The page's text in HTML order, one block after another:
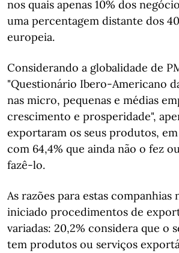
nos quais apenas 10% dos
uma percentagem distante dos
europeia.
Considerando a globalidade de
"Questionário Ibero-Americano
nas micro, pequenas e médias
crescimento e prosperidade",
exportaram os seus produtos,
com 64,4% que ainda não o fez
fazê-lo.
As razões para estas companhias
iniciado procedimentos de
variadas: 20,2% considera que o
tem produtos ou serviços